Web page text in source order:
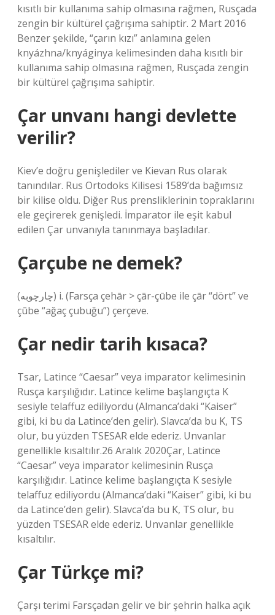
kısıtlı bir kullanıma sahip olmasına rağmen, Rusçada
zengin bir kültürel çağrışıma sahiptir. 2 Mart 2016
Benzer şekilde, “çarın kızı” anlamına gelen
knyázhna/knyáginya kelimesinden daha kısıtlı bir
kullanıma sahip olmasına rağmen, Rusçada zengin
bir kültürel çağrışıma sahiptir.
Çar unvanı hangi devlette
verilir?
Kiev’e doğru genişlediler ve Kievan Rus olarak
tanındılar. Rus Ortodoks Kilisesi 1589’da bağımsız
bir kilise oldu. Diğer Rus prensliklerinin topraklarını
ele geçirerek genişledi. İmparator ile eşit kabul
edilen Çar unvanıyla tanınmaya başladılar.
Çarçube ne demek?
(ﭼﺎﺭﭼﻮﺑﻪ) i. (Farsça çehār > çār-çūbe ile çār “dört” ve
çūbe “ağaç çubuğu”) çerçeve.
Çar nedir tarih kısaca?
Tsar, Latince “Caesar” veya imparator kelimesinin
Rusça karşılığıdır. Latince kelime başlangıçta K
sesiyle telaffuz ediliyordu (Almanca’daki “Kaiser”
gibi, ki bu da Latince’den gelir). Slavca’da bu K, TS
olur, bu yüzden TSESAR elde ederiz. Unvanlar
genellikle kısaltılır.26 Aralık 2020Çar, Latince
“Caesar” veya imparator kelimesinin Rusça
karşılığıdır. Latince kelime başlangıçta K sesiyle
telaffuz ediliyordu (Almanca’daki “Kaiser” gibi, ki bu
da Latince’den gelir). Slavca’da bu K, TS olur, bu
yüzden TSESAR elde ederiz. Unvanlar genellikle
kısaltılır.
Çar Türkçe mi?
Çarşı terimi Farsçadan gelir ve bir şehrin halka açık